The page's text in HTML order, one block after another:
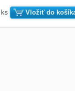
ks Vložiť do